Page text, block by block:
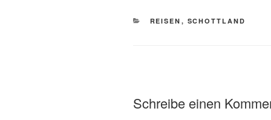
KATEGORIEN
REISEN , SCHOTTLAND
Schreibe einen